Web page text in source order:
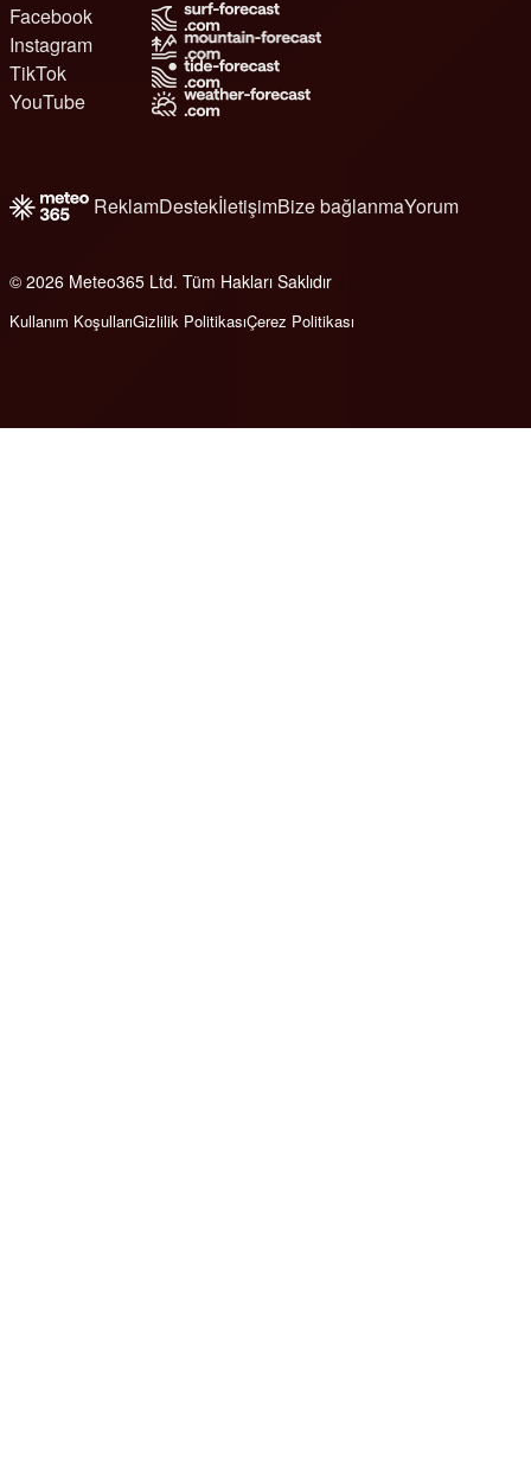
Facebook
Instagram
TikTok
YouTube
ReklamDestekİletişimBize bağlanmaYorum
© 2026 Meteo365 Ltd. Tüm Hakları Saklıdır
Kullanım KoşullarıGizlilik PolitikasıÇerez Politikası